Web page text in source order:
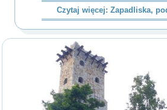
Czytaj więcej: Zapadliska,